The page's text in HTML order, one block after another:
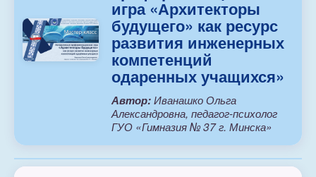
игра «Архитекторы
будущего» как ресурс
развития инженерных
компетенций
одаренных учащихся»
Автор:Иванашко Ольга
Александровна, педагог-психолог
ГУО «Гимназия № 37 г. Минска»